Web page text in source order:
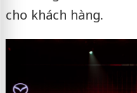
cho khách hàng.